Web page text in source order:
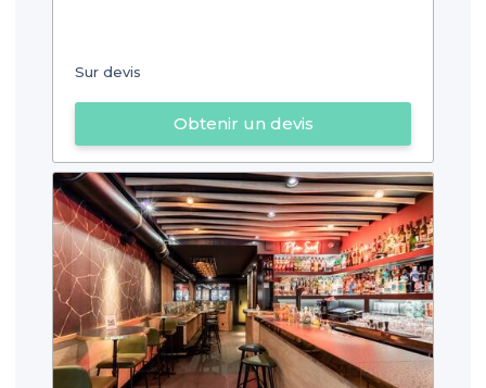
Sur devis
Obtenir un devis